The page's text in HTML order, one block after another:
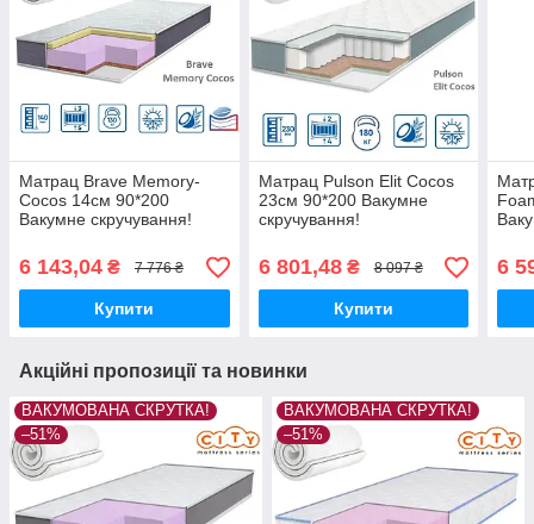
Матрац Brave Memory-
Cocos 14см 90*200
Вакумне скручування!
6 143,04 ₴ 7 776 ₴
Купити
Матрац Pulson Elit Cocos
23см 90*200 Вакумне
скручування!
6 801,48₴ 8 097 ₴
Купити
6
Акційні пропозиції та новинки
ВАКУМОВАНА СКРУТКА!
–51%
ВАКУМОВАНА СКРУТКА!
–51%